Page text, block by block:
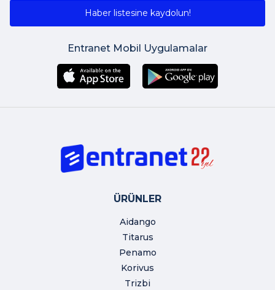
Haber listesine kaydolun!
Entranet Mobil Uygulamalar
ÜRÜNLER
Aidango
Titarus
Penamo
Korivus
Trizbi